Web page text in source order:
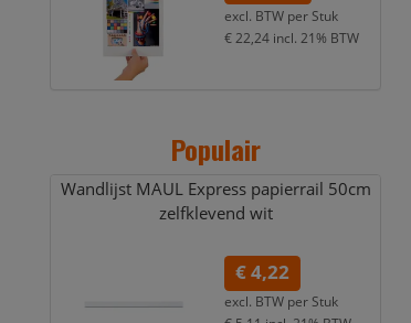
excl. BTW per Stuk
€ 22,24 incl. 21% BTW
Populair
Wandlijst MAUL Express papierrail 50cm
zelfklevend wit
€ 4,22
excl. BTW per Stuk